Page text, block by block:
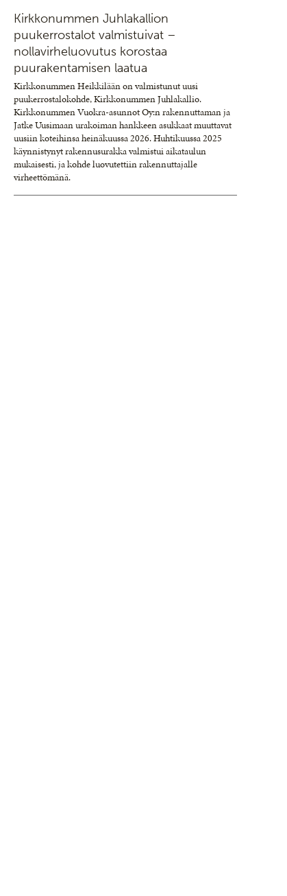
Kirkkonummen Juhlakallion
puukerrostalot valmistuivat –
nollavirheluovutus korostaa
puurakentamisen laatua
Kirkkonummen Heikkilään on valmistunut uusi
puukerrostalokohde, Kirkkonummen Juhlakallio.
Kirkkonummen Vuokra-asunnot Oy:n rakennuttaman ja
Jatke Uusimaan urakoiman hankkeen asukkaat muuttavat
uusiin koteihinsa heinäkuussa 2026. Huhtikuussa 2025
käynnistynyt rakennusurakka valmistui aikataulun
mukaisesti, ja kohde luovutettiin rakennuttajalle
virheettömänä.